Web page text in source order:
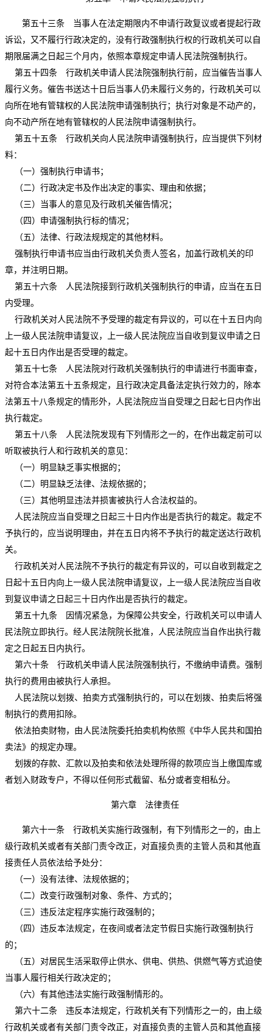
第五十三条 当事人在法定期限内不申请行政复议或者提起行政
诉讼，又不履行行政决定的，没有行政强制执行权的行政机关可以自
期限届满之日起三个月内，依照本章规定申请人民法院强制执行。
第五十四条 行政机关申请人民法院强制执行前，应当催告当事人
履行义务。催告书送达十日后当事人仍未履行义务的，行政机关可以
向所在地有管辖权的人民法院申请强制执行；执行对象是不动产的，
向不动产所在地有管辖权的人民法院申请强制执行。
第五十五条 行政机关向人民法院申请强制执行，应当提供下列材
料：
（一）强制执行申请书；
（二）行政决定书及作出决定的事实、理由和依据；
（三）当事人的意见及行政机关催告情况；
（四）申请强制执行标的情况；
（五）法律、行政法规规定的其他材料。
强制执行申请书应当由行政机关负责人签名，加盖行政机关的印
章，并注明日期。
第五十六条 人民法院接到行政机关强制执行的申请，应当在五日
内受理。
行政机关对人民法院不予受理的裁定有异议的，可以在十五日内向
上一级人民法院申请复议，上一级人民法院应当自收到复议申请之日
起十五日内作出是否受理的裁定。
第五十七条 人民法院对行政机关强制执行的申请进行书面审查，
对符合本法第五十五条规定，且行政决定具备法定执行效力的，除本
法第五十八条规定的情形外，人民法院应当自受理之日起七日内作出
执行裁定。
第五十八条 人民法院发现有下列情形之一的，在作出裁定前可以
听取被执行人和行政机关的意见：
（一）明显缺乏事实根据的；
（二）明显缺乏法律、法规依据的；
（三）其他明显违法并损害被执行人合法权益的。
人民法院应当自受理之日起三十日内作出是否执行的裁定。裁定不
予执行的，应当说明理由，并在五日内将不予执行的裁定送达行政机
关。
行政机关对人民法院不予执行的裁定有异议的，可以自收到裁定之
日起十五日内向上一级人民法院申请复议，上一级人民法院应当自收
到复议申请之日起三十日内作出是否执行的裁定。
第五十九条 因情况紧急，为保障公共安全，行政机关可以申请人
民法院立即执行。经人民法院院长批准，人民法院应当自作出执行裁
定之日起五日内执行。
第六十条 行政机关申请人民法院强制执行，不缴纳申请费。强制
执行的费用由被执行人承担。
人民法院以划拨、拍卖方式强制执行的，可以在划拨、拍卖后将强
制执行的费用扣除。
依法拍卖财物，由人民法院委托拍卖机构依照《中华人民共和国拍
卖法》的规定办理。
划拨的存款、汇款以及拍卖和依法处理所得的款项应当上缴国库或
者划入财政专户，不得以任何形式截留、私分或者变相私分。
第六章 法律责任
第六十一条 行政机关实施行政强制，有下列情形之一的，由上
级行政机关或者有关部门责令改正，对直接负责的主管人员和其他直
接责任人员依法给予处分：
（一）没有法律、法规依据的；
（二）改变行政强制对象、条件、方式的；
（三）违反法定程序实施行政强制的；
（四）违反本法规定，在夜间或者法定节假日实施行政强制执行
的；
（五）对居民生活采取停止供水、供电、供热、供燃气等方式迫使
当事人履行相关行政决定的；
（六）有其他违法实施行政强制情形的。
第六十二条 违反本法规定，行政机关有下列情形之一的，由上级
行政机关或者有关部门责令改正，对直接负责的主管人员和其他直接